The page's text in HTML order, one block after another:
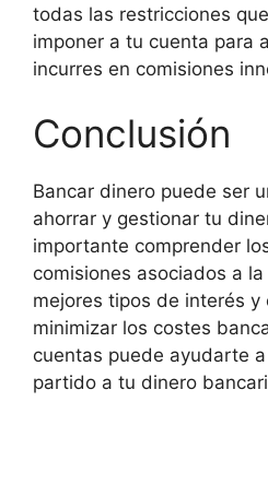
todas las restricciones
imponer a tu cuenta para
incurres en comisiones
Conclusión
Bancar dinero puede ser
ahorrar y gestionar tu
importante comprender
comisiones asociados a
mejores tipos de interés y
minimizar los costes
cuentas puede ayudarte
partido a tu dinero